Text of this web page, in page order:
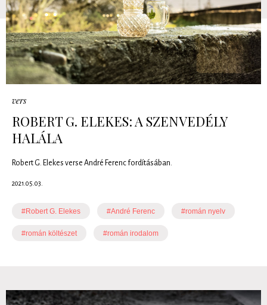
vers
ROBERT G. ELEKES: A SZENVEDÉLY
HALÁLA
Robert G. Elekes verse André Ferenc fordításában.
2021.05.03.
#Robert G. Elekes #André Ferenc #román nyelv
#román költészet #román irodalom